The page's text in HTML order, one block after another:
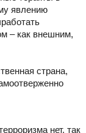
явлению
– как внешним,
страна,
нет, так